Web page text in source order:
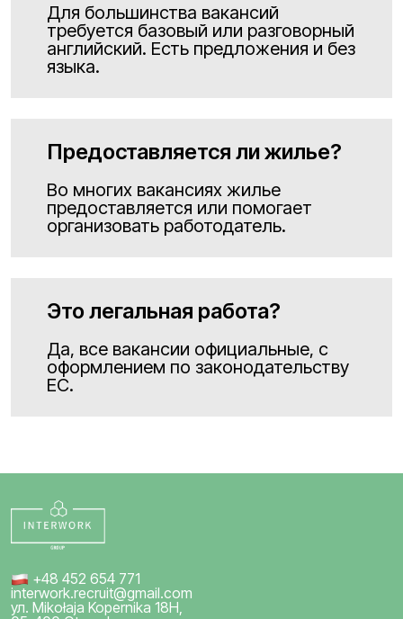
Для большинства вакансий
требуется базовый или разговорный
английский. Есть предложения и без
языка.
Предоставляется ли жилье?
Во многих вакансиях жилье
предоставляется или помогает
организовать работодатель.
Это легальная работа?
Да, все вакансии официальные, с
оформлением по законодательству
ЕС.
+48 452 654 771
interwork.recruit@gmail.com
ул. Mikołaja Kopernika 18H,